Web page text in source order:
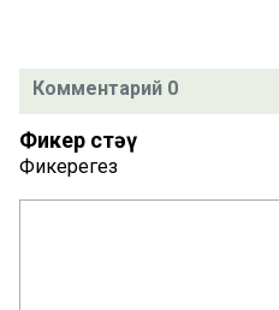
Комментарий 0
Фикер өстәү
Фикерегез